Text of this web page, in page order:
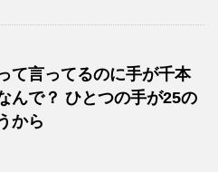
て言ってるのに手が千本
んで？ ひとつの手が25の
から